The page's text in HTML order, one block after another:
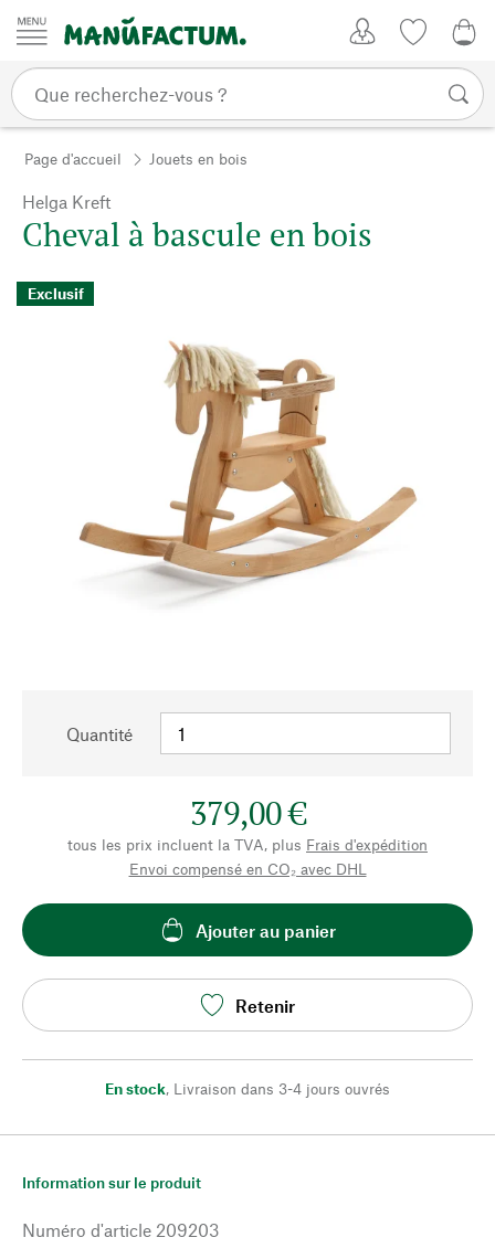
Passer au contenu
Page d'accueil Jouets en bois
Helga Kreft
Cheval à bascule en bois
Exclusif
Quantité
379,00 €
tous les prix incluent la TVA, plus Frais d'expédition
Envoi compensé en CO₂ avec DHL
Ajouter au panier
Retenir
En stock, Livraison dans 3-4 jours ouvrés
Information sur le produit
Numéro d'article 209203